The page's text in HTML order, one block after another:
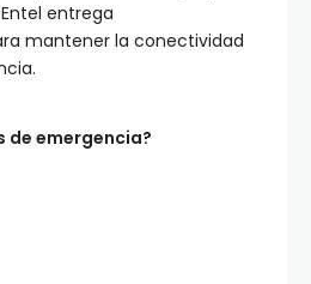
entrega
mantener la conectividad
de emergencia?